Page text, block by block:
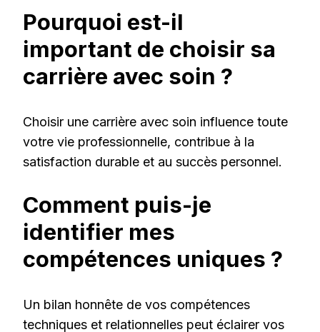
Pourquoi est-il
important de choisir sa
carrière avec soin ?
Choisir une carrière avec soin influence toute
votre vie professionnelle, contribue à la
satisfaction durable et au succès personnel.
Comment puis-je
identifier mes
compétences uniques ?
Un bilan honnête de vos compétences
techniques et relationnelles peut éclairer vos